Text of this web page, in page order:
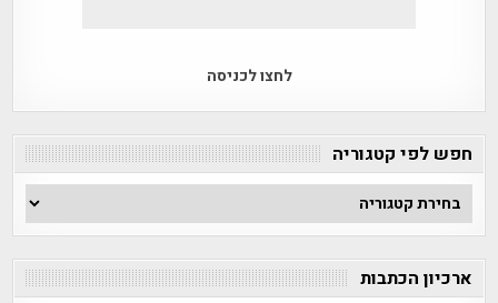
לחצו לכניסה
חפש לפי קטגוריה
חפש
לפי
ארכיון הכתבות